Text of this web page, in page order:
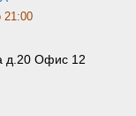
21:00
д.20 Офис 12